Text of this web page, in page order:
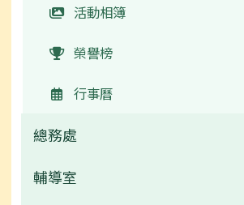
榮譽榜
新生專區
行事曆
活動相簿
榮譽榜
行事曆
總務處
業務職掌
輔導室